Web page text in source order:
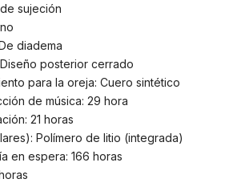
sujeción
diadema
posterior cerrado
para la oreja: Cuero sintético
de música: 29 hora
21 horas
Polímero de litio (integrada)
en espera: 166 horas